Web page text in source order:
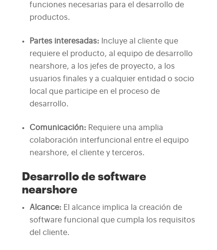
funciones necesarias para el desarrollo de
productos.
Partes interesadas:
Incluye al cliente que
requiere el producto, al equipo de desarrollo
nearshore, a los jefes de proyecto, a los
usuarios finales y a cualquier entidad o socio
local que participe en el proceso de
desarrollo.
Comunicación: Requiere una amplia
colaboración interfuncional entre el equipo
nearshore, el cliente y terceros.
Desarrollo de software
nearshore
Alcance: El alcance implica la creación de
software funcional que cumpla los requisitos
del cliente.